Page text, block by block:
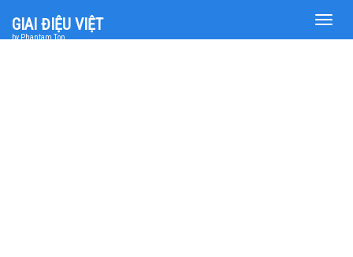
Toggle
GIAI ĐIỆU VIỆT
by Phantam Top